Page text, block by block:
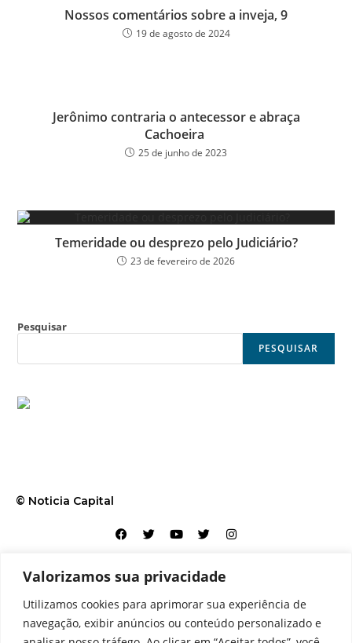
Valorizamos sua privacidade
Utilizamos cookies para aprimorar sua experiência de
navegação, exibir anúncios ou conteúdo personalizado e
Nossos comentários sobre a inveja, 9
19 de agosto de 2024
Jerônimo contraria o antecessor e abraça
Cachoeira
25 de junho de 2023
Temeridade ou desprezo pelo Judiciário?
23 de fevereiro de 2026
Pesquisar
PESQUISAR
© Noticia Capital
Contato Home Aviso legal Configurações de cookies
Equipe Perfil Política de cookies Serviços